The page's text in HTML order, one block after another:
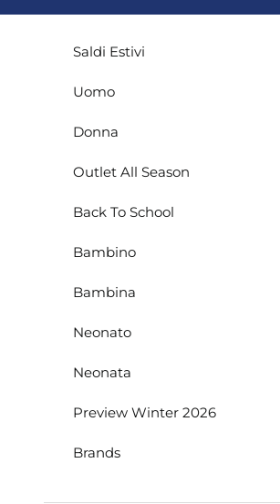
Saldi Estivi
Uomo
Donna
Outlet All Season
Back To School
Bambino
Bambina
Neonato
Neonata
Preview Winter 2026
Brands